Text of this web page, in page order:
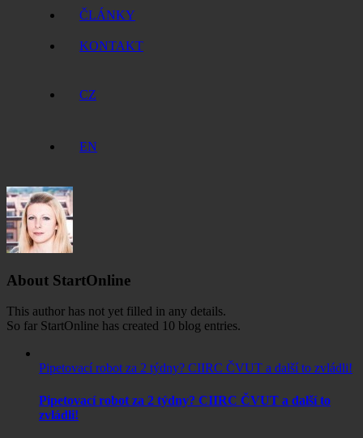
ČLÁNKY
KONTAKT
CZ
EN
About StartOnline
This author has not yet filled in any details.
So far StartOnline has created 10 blog entries.
Pipetovací robot za 2 týdny? CIIRC ČVUT a další to zvládli!
Pipetovací robot za 2 týdny? CIIRC ČVUT a další to
zvládli!